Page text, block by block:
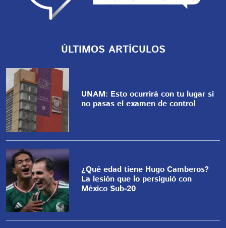
ÚLTIMOS ARTÍCULOS
UNAM: Esto ocurrirá con tu lugar si
no pasas el examen de control
¿Qué edad tiene Hugo Camberos?
La lesión que lo persiguió con
México Sub-20